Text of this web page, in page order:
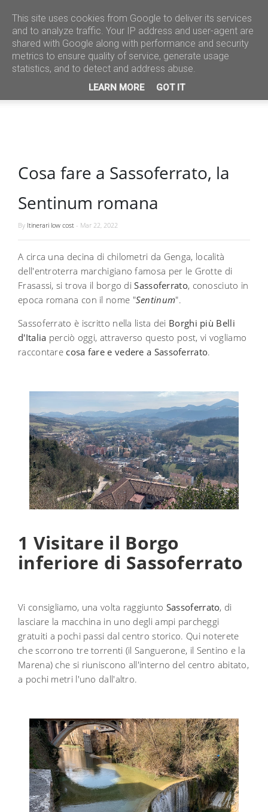
Cosa fare a Sassoferrato, la
Sentinum romana
By Itinerari low cost - Mar 22, 2022
A circa una decina di chilometri da Genga, località
dell'entroterra marchigiano famosa per le Grotte di
Frasassi, si trova il borgo diSassoferrato, conosciuto in
epoca romana con il nome "Sentinum".
Sassoferrato è iscritto nella lista dei Borghi più Belli
d'Italia perciò oggi, attraverso questo post, vi vogliamo
raccontare cosa fare e vedere a Sassoferrato.
1 Visitare il Borgo
inferiore di Sassoferrato
Vi consigliamo, una volta raggiunto Sassoferrato, di
lasciare la macchina in uno degli ampi parcheggi
gratuiti a pochi passi dal centro storico. Qui noterete
che scorrono tre torrenti (il Sanguerone, il Sentino e la
Marena) che si riuniscono all'interno del centro abitato,
a pochi metri l'uno dall'altro.
This site uses cookies from Google to deliver its services
and to analyze traffic. Your IP address and user-agent are
shared with Google along with performance and security
metrics to ensure quality of service, generate usage
statistics, and to detect and address abuse.
LEARN MORE GOT IT